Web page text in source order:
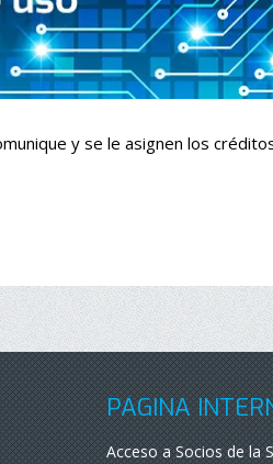
y se le asignen los
PÁGINA
Acceso a Socios de la